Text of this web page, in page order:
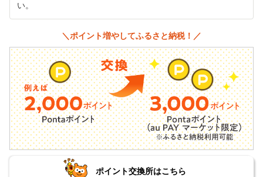
い。
＼ポイント増やしてふるさと納税！／
ポイント交換所はこちら